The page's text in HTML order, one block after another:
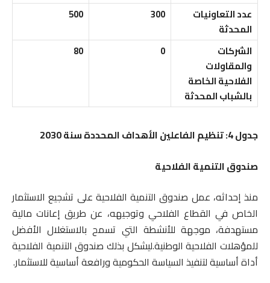
عدد التعاونيات
المحدثة
300
500
الشركات
والمقاولات
الفلاحية الخاصة
بالشباب المحدثة
0
80
جدول 4:
تنظيم الفاعلين الأهداف المحددة سنة 2030
صندوق التنمية الفلاحية
منذ إحداثه، عمل صندوق التنمية الفلاحية على تشجيع الاستثمار
الخاص في القطاع الفلاحي وتوجيهه، عن طريق إعانات مالية
مستهدفة، موجهة للأنشطة التي تسمح بالاستغلال الأفضل
للمؤهلات الفلاحية الوطنية.ليشكل بذلك صندوق التنمية الفلاحية
أداة أساسية لتنفيذ السياسة الحكومية ورافعة أساسية للاستثمار.